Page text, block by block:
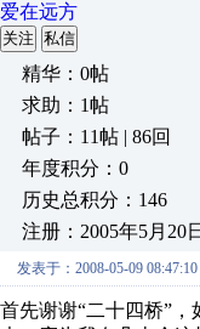
爱在远方
关注 私信
精华：0帖
求助：1帖
帖子：11帖 | 86回
年度积分：0
历史总积分：146
注册：2005年5月20日
发表于：2008-05-09 08:47:10
首先谢谢“二十四桥”